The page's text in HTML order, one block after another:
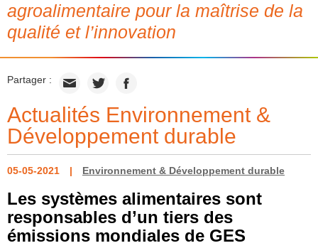
agroalimentaire pour la maîtrise de la
qualité et l’innovation
Partager :
Actualités Environnement &
Développement durable
05-05-2021 Environnement & Développement durable
Les systèmes alimentaires sont
responsables d’un tiers des
émissions mondiales de GES